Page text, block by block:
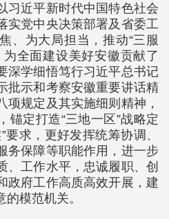
习近平新时代中国特色社会
实党中央决策部署及省委工
、为大局担当，推动“三服
全面建设美好安徽贡献了
深学细悟笃行习近平总书记
批示和考察安徽重要讲话精
项规定及其实施细则精神，
锚定打造“三地一区”战略定
要求，更好发挥统筹协调、
务保障等职能作用，进一步
、工作水平，忠诚履职、创
政府工作高质高效开展，建
模范机关。